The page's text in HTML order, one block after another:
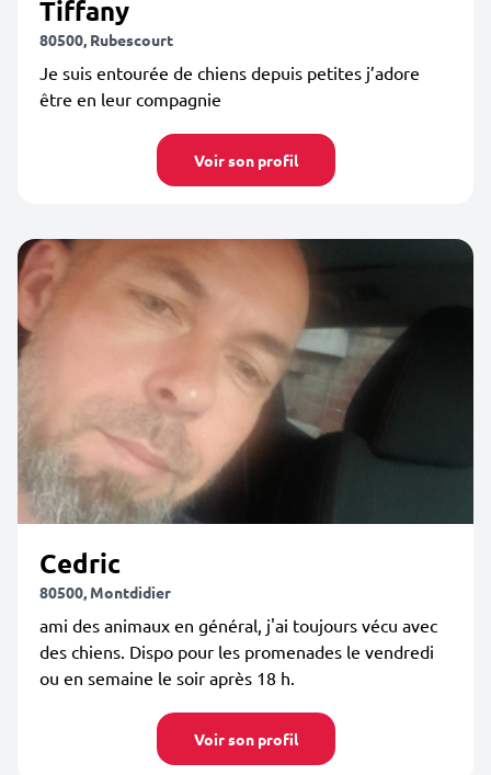
Tiffany
80500, Rubescourt
Je suis entourée de chiens depuis petites j’adore
être en leur compagnie
Voir son profil
Cedric
80500, Montdidier
ami des animaux en général, j'ai toujours vécu avec
des chiens. Dispo pour les promenades le vendredi
ou en semaine le soir après 18 h.
Voir son profil